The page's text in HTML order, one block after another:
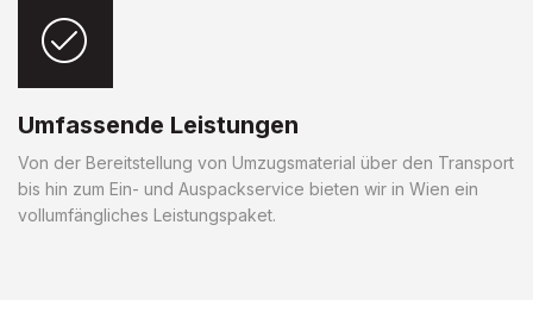
Umfassende Leistungen
Von der Bereitstellung von Umzugsmaterial über den Transport
bis hin zum Ein- und Auspackservice bieten wir in Wien ein
vollumfängliches Leistungspaket.